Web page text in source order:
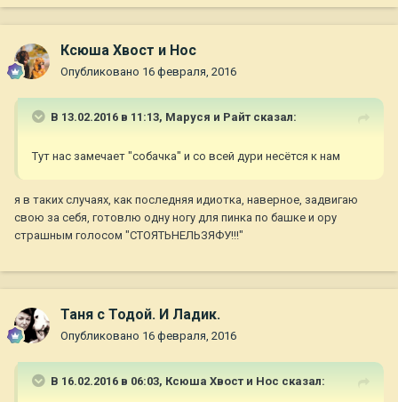
и т.д. - могут быть еще какие-то основания искаженного
социопат в собачьем мире.
В результате что получается. Две собаки сходятся, имея в
голове разную схему предстоящего развития событий. И
серьезном проигрыше, во-первых, потому что не ожидает
непосредственной драки.
может оказать достойного сопротивления. В общем, его
моментально выводят из строя.
Ксюша Хвост и Нос
Опубликовано 16 февраля, 2016
В 13.02.2016 в 11:13, Маруся и Райт сказал:
Тут нас замечает "собачка" и со всей дури несётся к нам
я в таких случаях, как последняя идиотка, наверное, задвигаю
свою за себя, готовлю одну ногу для пинка по башке и ору
страшным голосом "СТОЯТЬНЕЛЬЗЯФУ!!!"
Таня с Тодой. И Ладик.
Опубликовано 16 февраля, 2016
В 16.02.2016 в 06:03, Ксюша Хвост и Нос сказал: